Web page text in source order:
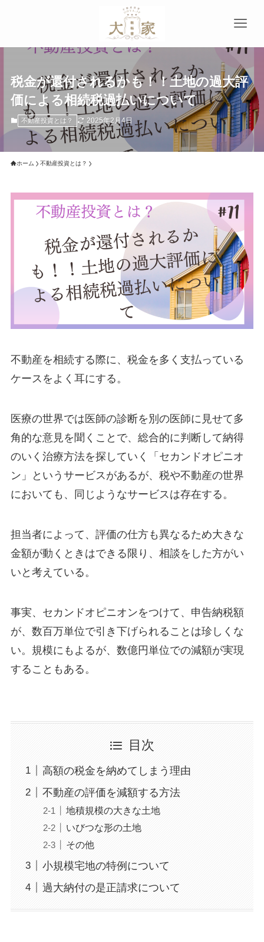
税金が還付されるかも！！土地の過大評
価による相続税過払いについて
不動産投資とは？ 2025年2月4日
ホーム 不動産投資とは？
不動産を相続する際に、税金を多く支払っている
ケースをよく耳にする。
医療の世界では医師の診断を別の医師に見せて多
角的な意見を聞くことで、総合的に判断して納得
のいく治療方法を探していく「セカンドオピニオ
ン」というサービスがあるが、税や不動産の世界
においても、同じようなサービスは存在する。
担当者によって、評価の仕方も異なるため大きな
金額が動くときはできる限り、相談をした方がい
いと考えている。
事実、セカンドオピニオンをつけて、申告納税額
が、数百万単位で引き下げられることは珍しくな
い。規模にもよるが、数億円単位での減額が実現
することもある。
目次
高額の税金を納めてしまう理由
不動産の評価を減額する方法
地積規模の大きな土地
いびつな形の土地
その他
小規模宅地の特例について
過大納付の是正請求について